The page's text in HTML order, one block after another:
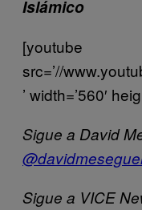
Islámico
[youtube
src=’//
’ width=’560′
Sigue a David
Sigue a VICE